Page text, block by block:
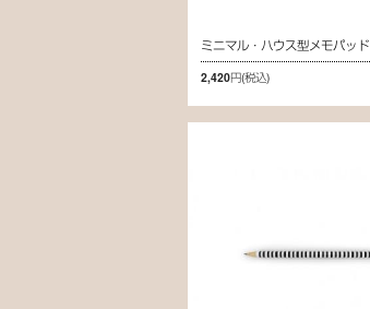
ミニマル・ハウス型メモパッド
2,420円(税込)